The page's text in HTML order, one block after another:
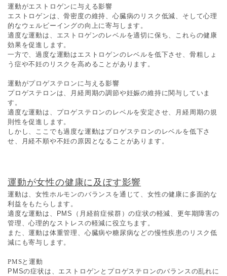
運動がエストロゲンに与える影響
エストロゲンは、骨密度の維持、心臓病のリスク低減、そして心理
的なウェルビーイングの向上に寄与します。
適度な運動は、エストロゲンのレベルを適切に保ち、これらの健康
効果を促進します。
一方で、過度な運動はエストロゲンのレベルを低下させ、骨粗しょ
う症や不妊のリスクを高めることがあります。
運動がプロゲステロンに与える影響
プロゲステロンは、月経周期の調節や妊娠の維持に関与していま
す。
適度な運動は、プロゲステロンのレベルを安定させ、月経周期の規
則性を促進します。
しかし、ここでも過度な運動はプロゲステロンのレベルを低下さ
せ、月経不順や不妊の原因となることがあります。
運動が女性の健康に及ぼす影響
運動は、女性ホルモンのバランスを通じて、女性の健康に多面的な
利益をもたらします。
適度な運動は、PMS（月経前症候群）の症状の軽減、更年期障害の
管理、心理的なストレスの軽減に役立ちます。
また、運動は体重管理、心臓病や糖尿病などの慢性疾患のリスク低
減にも寄与します。
PMSと運動
PMSの症状は、エストロゲンとプロゲステロンのバランスの乱れに